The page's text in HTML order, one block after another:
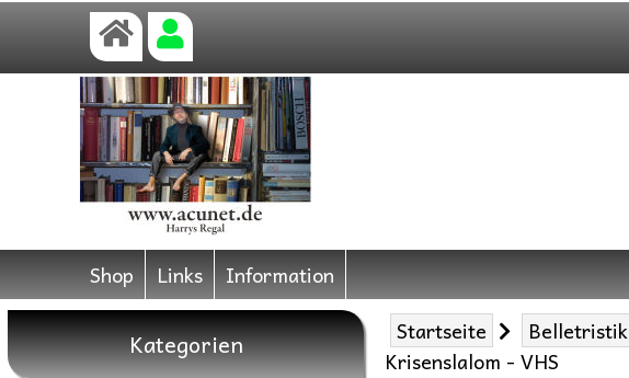
Shop Links Information
Kategorien Startseite Belletristik
Krisenslalom - VHS